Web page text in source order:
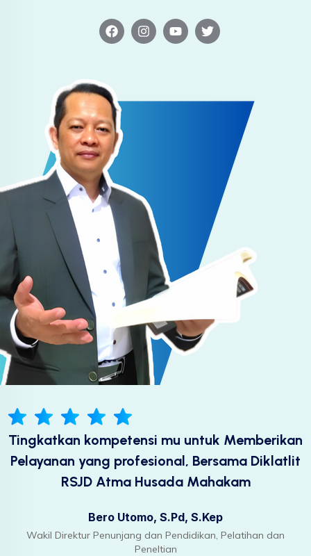
Tingkatkan kompetensi mu untuk Memberikan
Pelayanan yang profesional, Bersama Diklatlit
RSJD Atma Husada Mahakam
Bero Utomo, S.Pd, S.Kep
Wakil Direktur Penunjang dan Pendidikan, Pelatihan dan
Peneltian